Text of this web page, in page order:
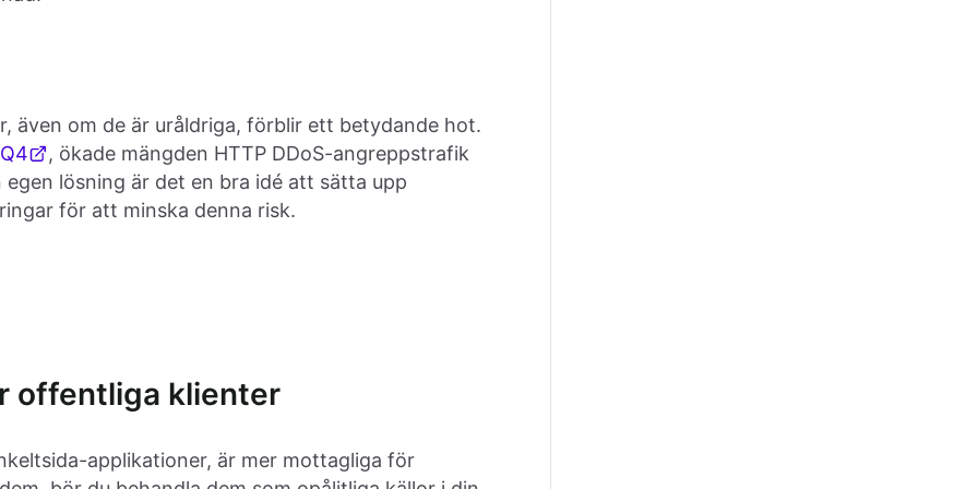
även om de är uråldriga, förblir ett betydande hot.
, ökade mängden HTTP DDoS-angreppstrafik
lösning är det en bra idé att sätta upp
för att minska denna risk.
offentliga klienter
applikationer, är mer mottagliga för